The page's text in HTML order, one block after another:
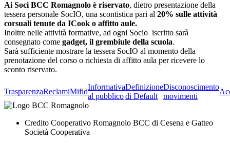
Ai Soci BCC Romagnolo è riservato, dietro presentazione della
tessera personale SocIO, una scontistica pari al 20% sulle attività
corsuali tenute da ICook o affitto aule.
Inoltre nelle attività formative, ad ogni Socio iscritto sarà
consegnato come gadget, il grembiule della scuola.
Sarà sufficiente mostrare la tessera SocIO al momento della
prenotazione del corso o richiesta di affitto aula per ricevere lo
sconto riservato.
TrasparenzaReclamiMifid
Informativa
al pubblico
Definizione
di Default
Disconoscimento
movimenti
Credito Cooperativo Romagnolo BCC di Cesena e Gatteo
Società Cooperativa